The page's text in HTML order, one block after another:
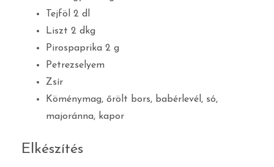
Tejföl 2 dl
Liszt 2 dkg
Pirospaprika 2 g
Petrezselyem
Zsír
Köménymag, őrölt bors, babérlevél, só,
majoránna, kapor
Elkészítés